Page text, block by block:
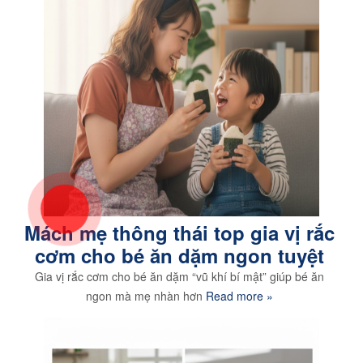
Mách mẹ thông thái top gia vị rắc
cơm cho bé ăn dặm ngon tuyệt
Gia vị rắc cơm cho bé ăn dặm “vũ khí bí mật” giúp bé ăn
ngon mà mẹ nhàn hơn Read more »